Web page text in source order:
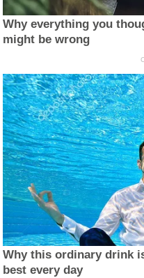
Why everything you
might be wrong
Why this ordinary drink
best every day